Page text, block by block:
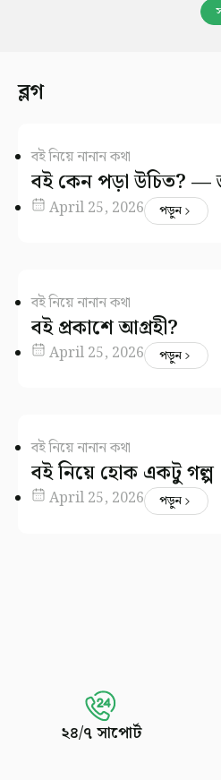
ব্লগ
বই নিয়ে নানান কথা
বই কেন পড়া উচিত? —
অনন্য সঙ্গী
April 25, 2026 পড়ুন
বই নিয়ে নানান কথা
বই প্রকাশে আগ্রহী?
April 25, 2026 পড়ুন
বই নিয়ে নানান কথা
বই নিয়ে হোক একটু গল্প
April 25, 2026 পড়ুন
২৪/৭ সাপোর্ট